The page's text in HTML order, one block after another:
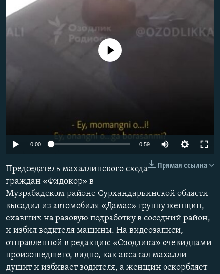
No media source currently available
0:00 0:59
Прямая ссылка
Председатель махаллинского схода
граждан «Фидокор» в
Музрабадском районе Сурхандарьинской области
высадил из автомобиля «Дамас» группу женщин,
ехавших на разовую подработку в соседний район,
и избил водителя машины. На видеозаписи,
отправленной в редакцию «Озодлика» очевидцами
произошедшего, видно, как аксакал махалли
душит и избивает водителя, а женщин оскорбляет